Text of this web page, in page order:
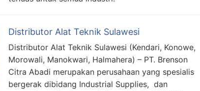
Distributor Alat Teknik Sulawesi
Distributor Alat Teknik Sulawesi (Kendari, Konowe,
Morowali, Manokwari, Halmahera) – PT. Brenson
Citra Abadi merupakan perusahaan yang spesialis
bergerak dibidang Industrial Supplies, dan